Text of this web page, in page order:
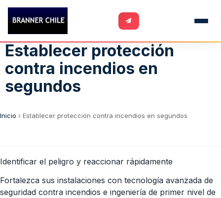
Establecer protección
contra incendios en
segundos
Inicio › Establecer protección contra incendios en segundos
Identificar el peligro y reaccionar rápidamente
Fortalezca sus instalaciones con tecnología avanzada de
seguridad contra incendios e ingeniería de primer nivel de